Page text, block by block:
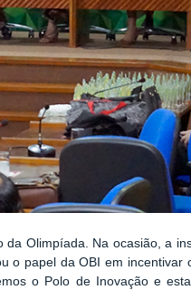
Olimpíada. Na ocasião, a
o papel da OBI em incentivar
o Polo de Inovação e